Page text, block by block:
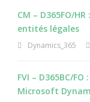
CM – D365FO/
entités légales
Dynamics_365
FVI – D365BC/
Microsoft